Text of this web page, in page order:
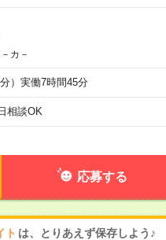
カ－
）実働7時間45分
相談OK
応募する
ト は、とりあえず保存しよう♪